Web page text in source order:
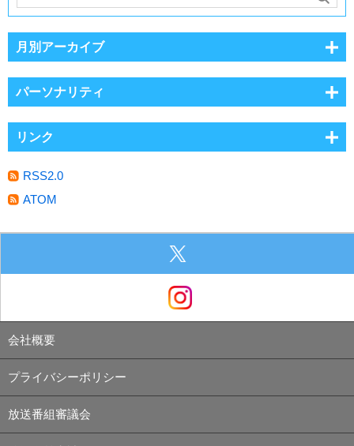
月別アーカイブ
パーソナリティ
リンク
RSS2.0
ATOM
会社概要
プライバシーポリシー
放送番組審議会